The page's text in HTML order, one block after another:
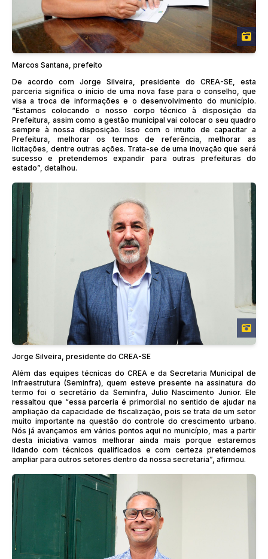
Marcos Santana, prefeito
De acordo com Jorge Silveira, presidente do CREA-SE, esta
parceria significa o início de uma nova fase para o conselho, que
visa a troca de informações e o desenvolvimento do município.
“Estamos colocando o nosso corpo técnico à disposição da
Prefeitura, assim como a gestão municipal vai colocar o seu quadro
sempre à nossa disposição. Isso com o intuito de capacitar a
Prefeitura, melhorar os termos de referência, melhorar as
licitações, dentre outras ações. Trata-se de uma inovação que será
sucesso e pretendemos expandir para outras prefeituras do
estado”, detalhou.
Jorge Silveira, presidente do CREA-SE
Além das equipes técnicas do CREA e da Secretaria Municipal de
Infraestrutura (Seminfra), quem esteve presente na assinatura do
termo foi o secretário da Seminfra, Julio Nascimento Junior. Ele
ressaltou que “essa parceria é primordial no sentido de ajudar na
ampliação da capacidade de fiscalização, pois se trata de um setor
muito importante na questão do controle do crescimento urbano.
Nós já avançamos em vários pontos aqui no município, mas a partir
desta iniciativa vamos melhorar ainda mais porque estaremos
lidando com técnicos qualificados e com certeza pretendemos
ampliar para outros setores dentro da nossa secretaria”, afirmou.